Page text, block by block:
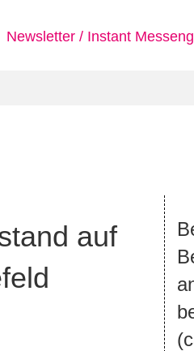
Newsletter / Instant
auf
(